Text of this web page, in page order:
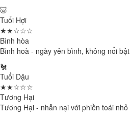
🐷
Tuổi Hợi
★★☆☆☆
Bình hòa
Bình hoà - ngày yên bình, không nổi bật
🐔
Tuổi Dậu
★★☆☆☆
Tương Hại
Tương Hại - nhẫn nại với phiền toái nhỏ